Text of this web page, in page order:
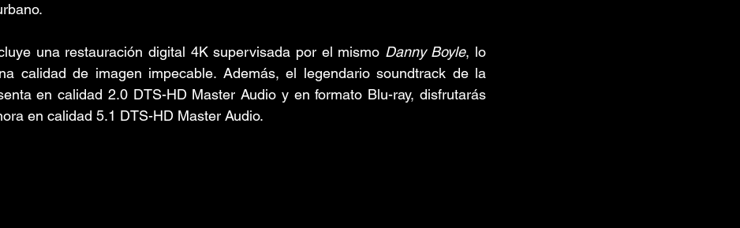
una restauración digital 4K supervisada por el mismo Danny Boyle, lo
calidad de imagen impecable. Además, el legendario soundtrack de la
en calidad 2.0 DTS-HD Master Audio y en formato Blu-ray, disfrutarás
en calidad 5.1 DTS-HD Master Audio.